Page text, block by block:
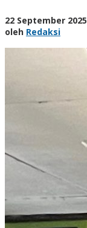
22 September 2025
oleh Redaksi